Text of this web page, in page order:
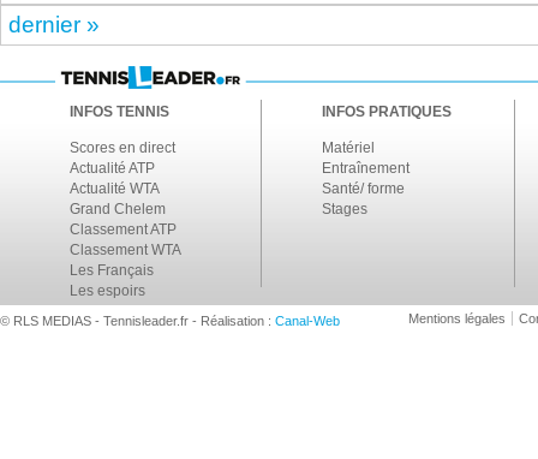
dernier »
INFOS TENNIS
Scores en direct
Actualité ATP
Actualité WTA
Grand Chelem
Classement ATP
Classement WTA
Les Français
Les espoirs
INFOS PRATIQUES
Matériel
Entraînement
Santé/ forme
Stages
© RLS MEDIAS - Tennisleader.fr - Réalisation : Canal-Web Mentions légales